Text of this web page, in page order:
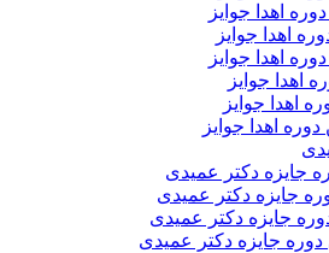
اهدا جوایز
اهدا جوایز
اهدا جوایز
اهدا جوایز
اهدا جوایز
اهدا جوایز
جایزه دکتر عمیدی
جایزه دکتر عمیدی
جایزه دکتر عمیدی
جایزه دکتر عمیدی